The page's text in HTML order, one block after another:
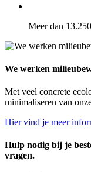
Meer dan
We werken
Met veel concrete
minimaliseren van
Hier vind je meer
Hulp nodig bij je
vragen.